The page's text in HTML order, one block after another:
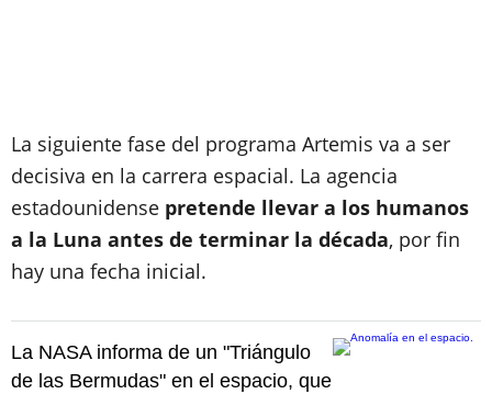
La siguiente fase del programa Artemis va a ser
decisiva en la carrera espacial. La agencia
estadounidense pretende llevar a los humanos
a la Luna antes de terminar la década, por fin
hay una fecha inicial.
La NASA informa de un "Triángulo
de las Bermudas" en el espacio, que